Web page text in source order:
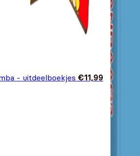
- uitdeelboekjes €11,99